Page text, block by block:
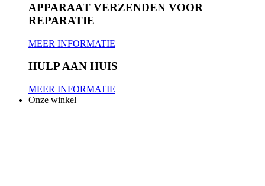
APPARAAT VERZENDEN VOOR
REPARATIE
MEER INFORMATIE
HULP AAN HUIS
MEER INFORMATIE
Onze winkel